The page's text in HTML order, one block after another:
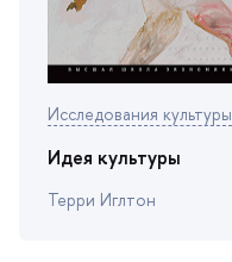
Исследования культуры
Идея культуры
Терри Иглтон